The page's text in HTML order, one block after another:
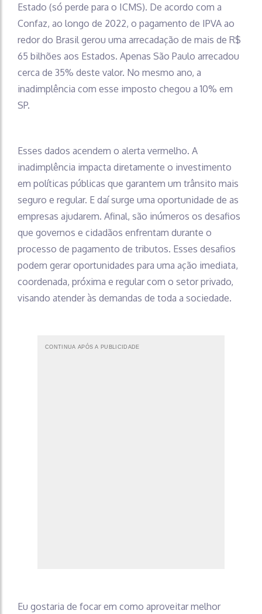
Estado (só perde para o ICMS). De acordo com a
Confaz, ao longo de 2022, o pagamento de IPVA ao
redor do Brasil gerou uma arrecadação de mais de R$
65 bilhões aos Estados. Apenas São Paulo arrecadou
cerca de 35% deste valor. No mesmo ano, a
inadimplência com esse imposto chegou a 10% em
SP.
Esses dados acendem o alerta vermelho. A
inadimplência impacta diretamente o investimento
em políticas públicas que garantem um trânsito mais
seguro e regular. E daí surge uma oportunidade de as
empresas ajudarem. Afinal, são inúmeros os desafios
que governos e cidadãos enfrentam durante o
processo de pagamento de tributos. Esses desafios
podem gerar oportunidades para uma ação imediata,
coordenada, próxima e regular com o setor privado,
visando atender às demandas de toda a sociedade.
CONTINUA APÓS A PUBLICIDADE
Eu gostaria de focar em como aproveitar melhor